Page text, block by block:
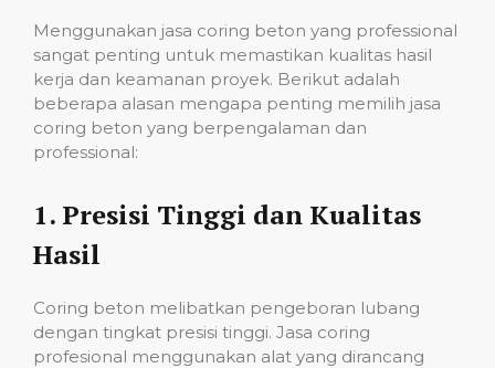
Menggunakan jasa coring beton yang professional
sangat penting untuk memastikan kualitas hasil
kerja dan keamanan proyek. Berikut adalah
beberapa alasan mengapa penting memilih jasa
coring beton yang berpengalaman dan
professional:
1. Presisi Tinggi dan Kualitas
Hasil
Coring beton melibatkan pengeboran lubang
dengan tingkat presisi tinggi. Jasa coring
profesional menggunakan alat yang dirancang